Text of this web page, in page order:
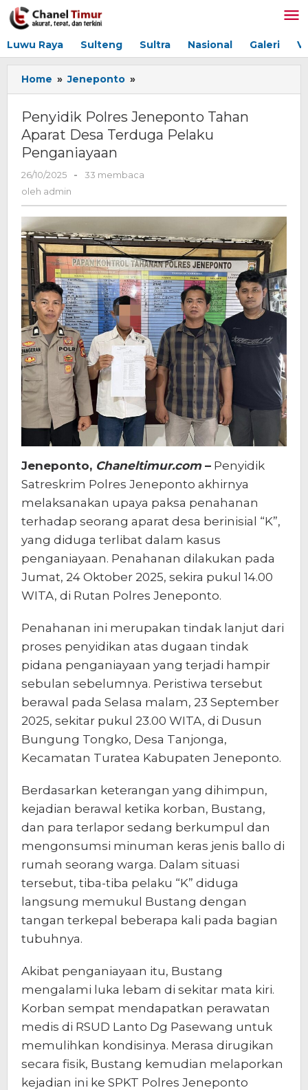
Lewati
ke
Luwu Raya Sulteng Sultra Nasional Galeri
Home » Jeneponto »
Polres
Tahan
Aparat
Pelaku
Penyidik Polres Jeneponto Tahan
Aparat Desa Terduga Pelaku
Penganiayaan
26/10/2025
oleh
-
33 membaca
oleh admin
Jeneponto, Chaneltimur.com– Penyidik
Satreskrim Polres Jeneponto akhirnya
melaksanakan upaya paksa penahanan
terhadap seorang aparat desa berinisial “K”,
yang diduga terlibat dalam kasus
penganiayaan. Penahanan dilakukan pada
Jumat, 24 Oktober 2025, sekira pukul 14.00
WITA, di Rutan Polres Jeneponto.
Penahanan ini merupakan tindak lanjut dari
proses penyidikan atas dugaan tindak
pidana penganiayaan yang terjadi hampir
sebulan sebelumnya. Peristiwa tersebut
berawal pada Selasa malam, 23 September
2025, sekitar pukul 23.00 WITA, di Dusun
Bungung Tongko, Desa Tanjonga,
Kecamatan Turatea Kabupaten Jeneponto.
Berdasarkan keterangan yang dihimpun,
kejadian berawal ketika korban, Bustang,
dan para terlapor sedang berkumpul dan
mengonsumsi minuman keras jenis ballo di
rumah seorang warga. Dalam situasi
tersebut, tiba-tiba pelaku “K” diduga
langsung memukul Bustang dengan
tangan terkepal beberapa kali pada bagian
tubuhnya.
Akibat penganiayaan itu, Bustang
mengalami luka lebam di sekitar mata kiri.
Korban sempat mendapatkan perawatan
medis di RSUD Lanto Dg Pasewang untuk
memulihkan kondisinya. Merasa dirugikan
secara fisik, Bustang kemudian melaporkan
kejadian ini ke SPKT Polres Jeneponto